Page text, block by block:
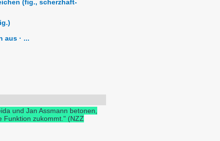
(fig., scherzhaft-
aus · ...
und Jan Assmann betonen,
Funktion zukommt." (NZZ